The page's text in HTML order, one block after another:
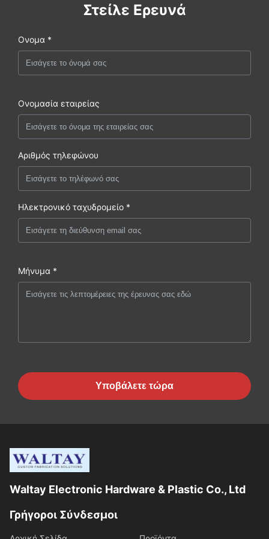
Στείλε Ερευνά
Ονομα *
Ονομασία εταιρείας
Αριθμός τηλεφώνου
Ηλεκτρονικό ταχυδρομείο *
Μήνυμα *
Υποβάλετε τώρα
Waltay Electronic Hardware & Plastic Co., Ltd
Γρήγοροι Σύνδεσμοι